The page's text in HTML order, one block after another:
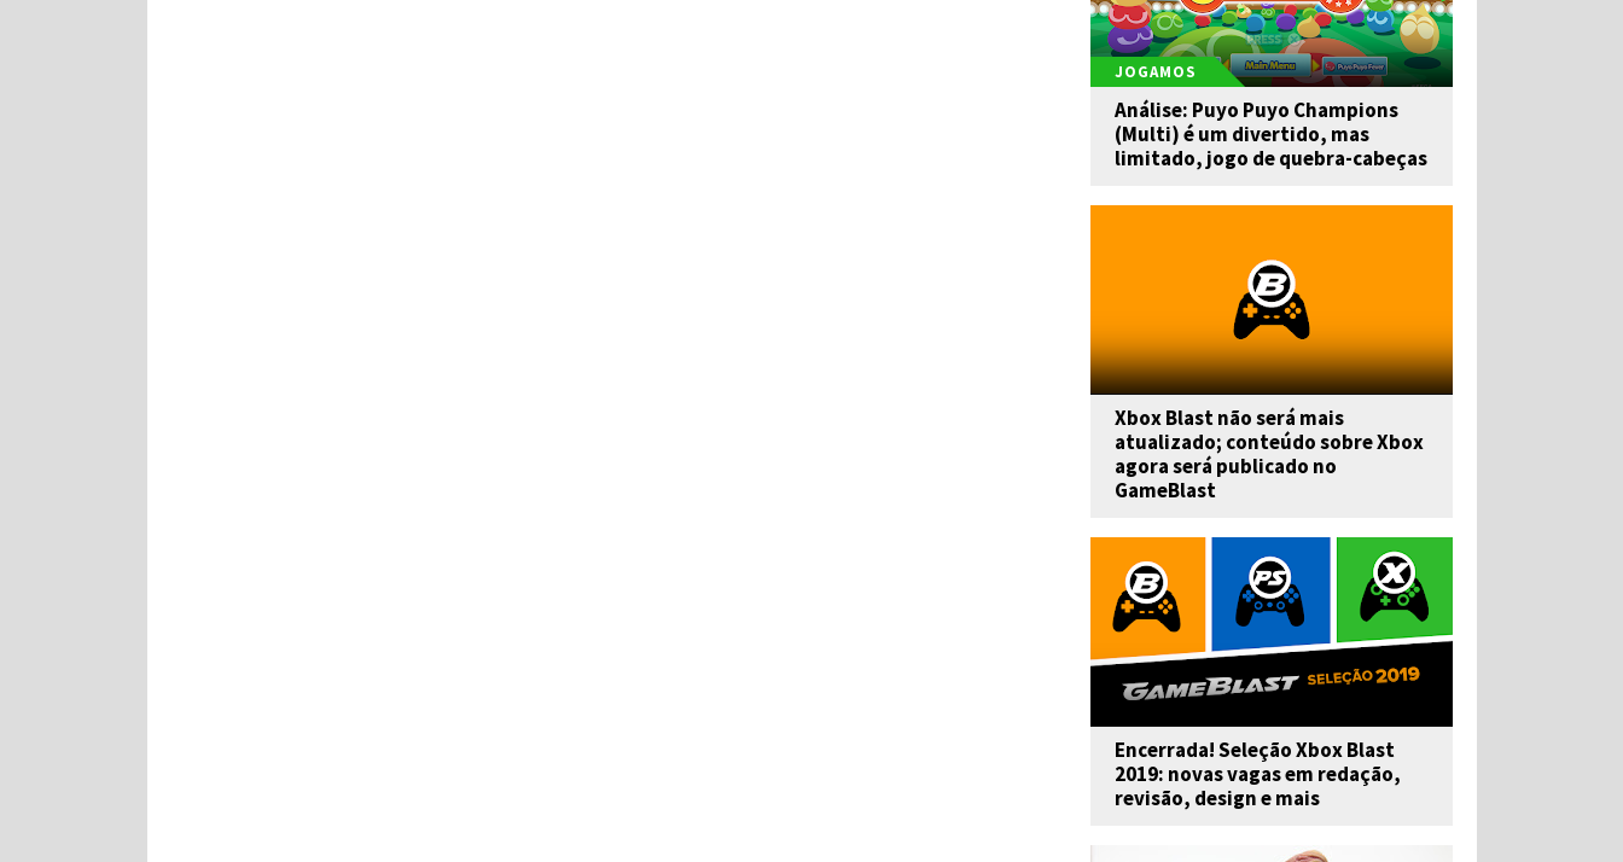
JOGAMOS
Análise: Puyo Puyo Champions
(Multi) é um divertido, mas
limitado, jogo de quebra-cabeças
Xbox Blast não será mais
atualizado; conteúdo sobre Xbox
agora será publicado no
GameBlast
Encerrada! Seleção Xbox Blast
2019: novas vagas em redação,
revisão, design e mais